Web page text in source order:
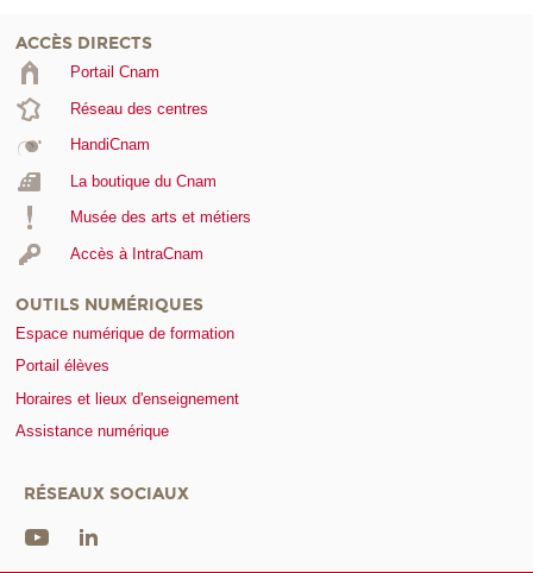
ACCÈS DIRECTS
Portail Cnam
Réseau des centres
HandiCnam
La boutique du Cnam
Musée des arts et métiers
Accès à IntraCnam
OUTILS NUMÉRIQUES
Espace numérique de formation
Portail élèves
Horaires et lieux d'enseignement
Assistance numérique
RÉSEAUX SOCIAUX